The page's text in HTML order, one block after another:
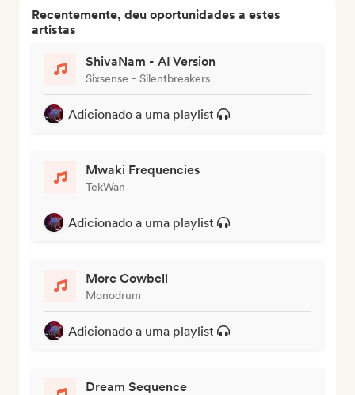
Recentemente, deu oportunidades a estes
artistas
ShivaNam - AI Version
Sixsense - Silentbreakers
Adicionado a uma playlist
Mwaki Frequencies
TekWan
Adicionado a uma playlist
More Cowbell
Monodrum
Adicionado a uma playlist
Dream Sequence